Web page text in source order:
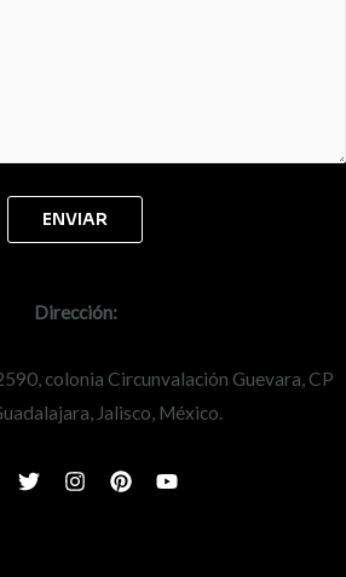
Dirección:
colonia Circunvalación Guevara, CP
Jalisco, México.